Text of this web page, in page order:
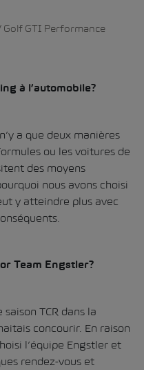
Golf GTI Performance
à l’automobile?
a que deux manières
ou les voitures de
des moyens
nous avons choisi
y atteindre plus avec
Team Engstler?
TCR dans la
concourir. En raison
l’équipe Engstler et
rendez-vous et